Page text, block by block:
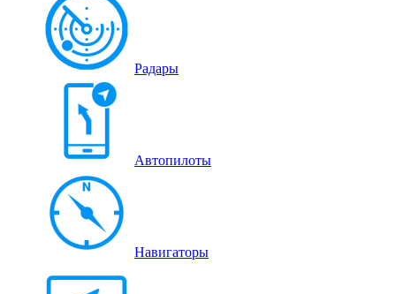
Радары
Автопилоты
Навигаторы